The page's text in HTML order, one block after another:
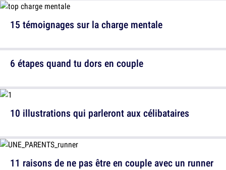
6 étapes quand tu dors en couple
11 raisons de ne pas être en couple avec un runner
15 témoignages sur la charge mentale
10 illustrations qui parleront aux célibataires